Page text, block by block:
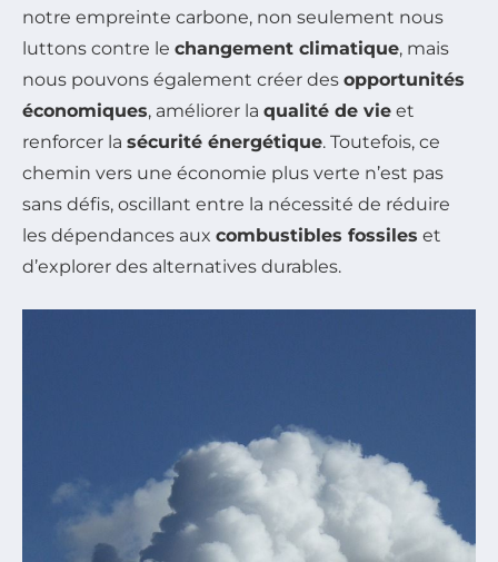
notre empreinte carbone, non seulement nous
luttons contre le changement climatique, mais
nous pouvons également créer des opportunités
économiques, améliorer la qualité de vie et
renforcer la sécurité énergétique. Toutefois, ce
chemin vers une économie plus verte n’est pas
sans défis, oscillant entre la nécessité de réduire
les dépendances aux combustibles fossiles et
d’explorer des alternatives durables.